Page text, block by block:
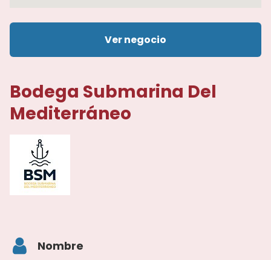
Ver negocio
Bodega Submarina Del
Mediterráneo
Nombre